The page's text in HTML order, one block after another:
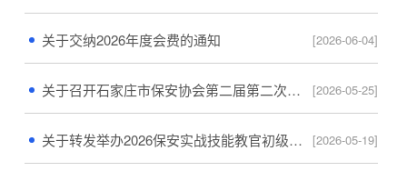
关于交纳2026年度会费的通知 [2026-06-04]
关于召开石家庄市保安协会第二届第二次会员代表大会暨警保联勤工作委员会成立大会的通知 [2026-05-25]
关于转发举办2026保安实战技能教官初级基础培训班的通知 [2026-05-19]